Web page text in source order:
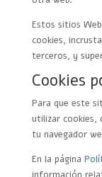
Estos sitios
cookies,
terceros, y
Cookies
Para que este
utilizar cookies,
tu navegador
En la página